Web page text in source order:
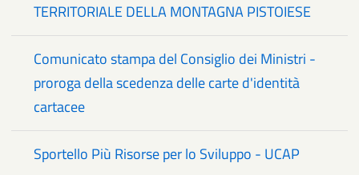
TERRITORIALE DELLA MONTAGNA PISTOIESE
Comunicato stampa del Consiglio dei Ministri -
proroga della scedenza delle carte d'identità
cartacee
Sportello Più Risorse per lo Sviluppo - UCAP